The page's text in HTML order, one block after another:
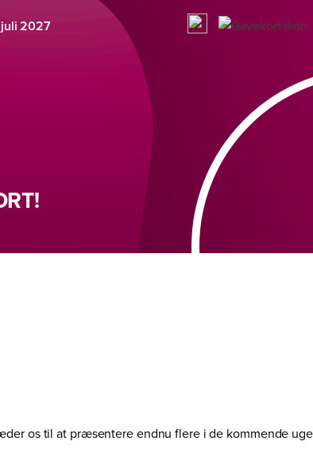
juli 2027
os til at præsentere endnu flere i de kommende